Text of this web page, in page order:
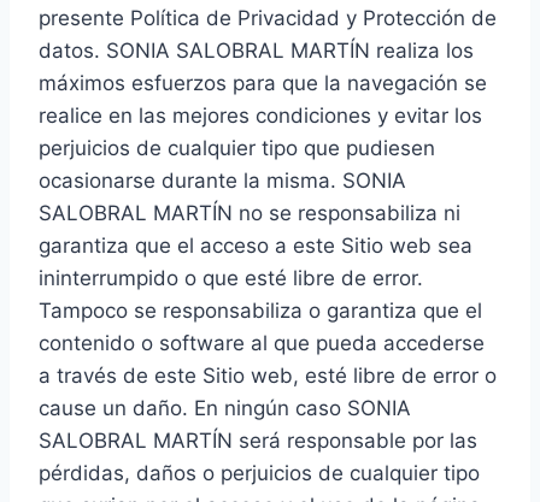
presente Política de Privacidad y Protección de
datos. SONIA SALOBRAL MARTÍN realiza los
máximos esfuerzos para que la navegación se
realice en las mejores condiciones y evitar los
perjuicios de cualquier tipo que pudiesen
ocasionarse durante la misma. SONIA
SALOBRAL MARTÍN no se responsabiliza ni
garantiza que el acceso a este Sitio web sea
ininterrumpido o que esté libre de error.
Tampoco se responsabiliza o garantiza que el
contenido o software al que pueda accederse
a través de este Sitio web, esté libre de error o
cause un daño. En ningún caso SONIA
SALOBRAL MARTÍN será responsable por las
pérdidas, daños o perjuicios de cualquier tipo